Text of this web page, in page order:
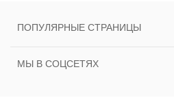
ПОПУЛЯРНЫЕ СТРАНИЦЫ
МЫ В СОЦСЕТЯХ